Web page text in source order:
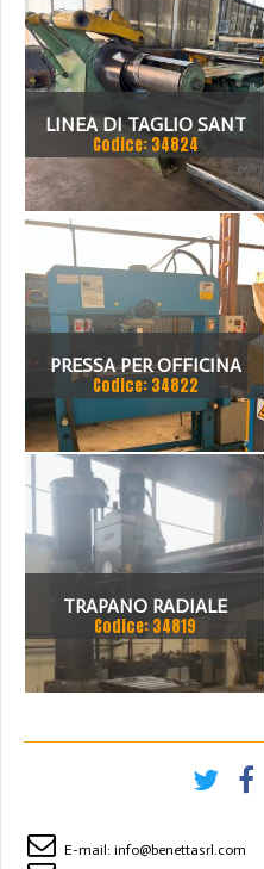
LINEA DI TAGLIO SANT
1500 X 3 MM
Codice: 34824
PRESSA PER OFFICINA
SICMI 100 TON
Codice: 34822
TRAPANO RADIALE
SBRACCIO 3000 MM. FORO
100 MM
Codice: 34819
E-mail: info@benettasrl.com